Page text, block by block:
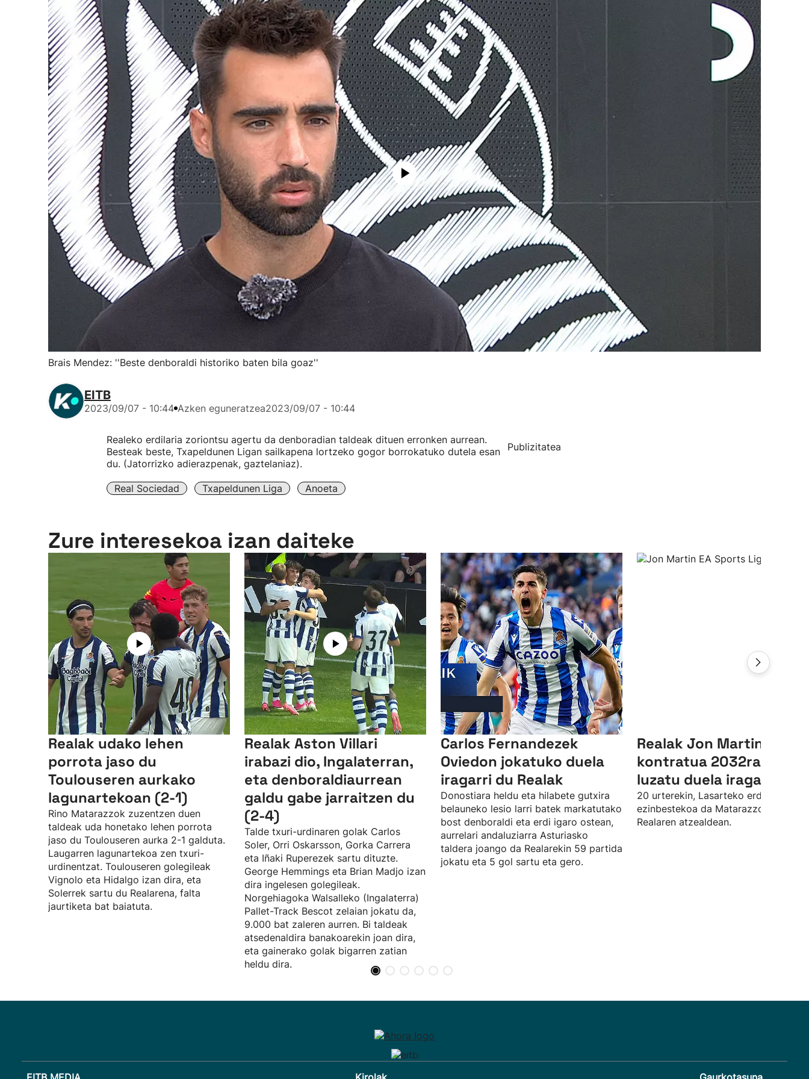
Brais Mendez: ''Beste denboraldi historiko baten bila goaz''
EITB
2023/09/07 - 10:44 Azken eguneratzea2023/09/07 - 10:44
Realeko erdilaria zoriontsu agertu da denboradian taldeak dituen erronken aurrean.
Besteak beste, Txapeldunen Ligan sailkapena lortzeko gogor borrokatuko dutela esan
du. (Jatorrizko adierazpenak, gaztelaniaz).
Real Sociedad Txapeldunen Liga Anoeta
Publizitatea
Zure interesekoa izan daiteke
Realak udako lehen
porrota jaso du
Toulouseren aurkako
lagunartekoan (2-1)
Rino Matarazzok zuzentzen duen
taldeak uda honetako lehen porrota
jaso du Toulouseren aurka 2-1 galduta.
Laugarren lagunartekoa zen txuri-
urdinentzat. Toulouseren golegileak
Vignolo eta Hidalgo izan dira, eta
Solerrek sartu du Realarena, falta
jaurtiketa bat baiatuta.
Realak Aston Villari
irabazi dio, Ingalaterran,
eta denboraldiaurrean
galdu gabe jarraitzen du
(2-4)
Talde txuri-urdinaren golak Carlos
Soler, Orri Oskarsson, Gorka Carrera
eta Iñaki Ruperezek sartu dituzte.
George Hemmings eta Brian Madjo izan
dira ingelesen golegileak.
Norgehiagoka Walsalleko (Ingalaterra)
Pallet-Track Bescot zelaian jokatu da,
9.000 bat zaleren aurren. Bi taldeak
atsedenaldira banakoarekin joan dira,
eta gainerako golak bigarren zatian
heldu dira.
Carlos Fernandezek
Oviedon jokatuko duela
iragarri du Realak
Donostiara heldu eta hilabete gutxira
belauneko lesio larri batek markatutako
bost denboraldi eta erdi igaro ostean,
aurrelari andaluziarra Asturiasko
taldera joango da Realarekin 59 partida
jokatu eta 5 gol sartu eta gero.
Realak Jon Martinen
kontratua 2032ra arte
luzatu duela iragarri du
20 urterekin, Lasarteko erdiko
ezinbestekoa da Matarazzorentzat
Realaren atzealdean.